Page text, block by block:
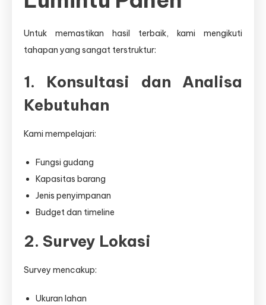
Untuk memastikan hasil terbaik, kami mengikuti
tahapan yang sangat terstruktur:
1. Konsultasi dan Analisa
Kebutuhan
Kami mempelajari:
Fungsi gudang
Kapasitas barang
Jenis penyimpanan
Budget dan timeline
2. Survey Lokasi
Survey mencakup:
Ukuran lahan